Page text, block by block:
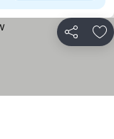
Partilhar